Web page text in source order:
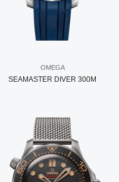
OMEGA
SEAMASTER DIVER 300M